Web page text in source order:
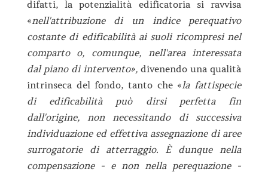
difatti, la potenzialità edificatoria si ravvisa
«nell'attribuzione di un indice perequativo
costante di edificabilità ai suoli ricompresi nel
comparto o, comunque, nell'area interessata
dal piano di intervento»,divenendo una qualità
intrinseca del fondo, tanto che «la fattispecie
di edificabilità può dirsi perfetta fin
dall'origine, non necessitando di successiva
individuazione ed effettiva assegnazione di aree
surrogatorie di atterraggio. È dunque nella
compensazione - e non nella perequazione -